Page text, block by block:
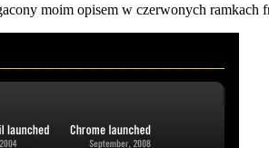
moim opisem w czerwonych ramkach